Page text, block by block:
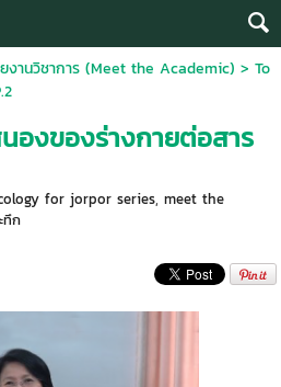
งานวิชาการ (Meet the Academic) > To
องของร่างกายต่อสาร
for jorpor series, meet the
ทึก